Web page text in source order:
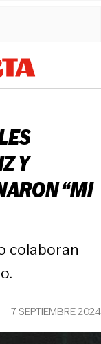
Y
“MI
colaboran
7 SEPTIEMBRE 2024